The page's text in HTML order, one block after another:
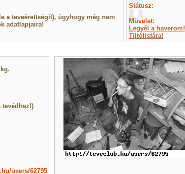
a teveérettségit), úgyhogy még nem
adatlapjaira!
Státusz:
Művelet:
Legyél a haverom!
Tiltólistára!
tevédhez!)
users/62795